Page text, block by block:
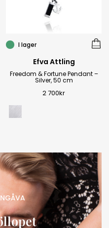
I lager
Efva Attling
Freedom & Fortune Pendant –
Silver, 50 cm
2 700kr